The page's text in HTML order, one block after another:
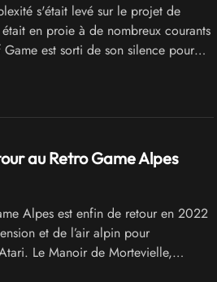
s'était levé sur le projet de
en proie à de nombreux courants
est sorti de son silence pour
au Retro Game Alpes
Alpes est enfin de retour en 2022
et de l’air alpin pour
Le Manoir de Mortevielle,
vous !